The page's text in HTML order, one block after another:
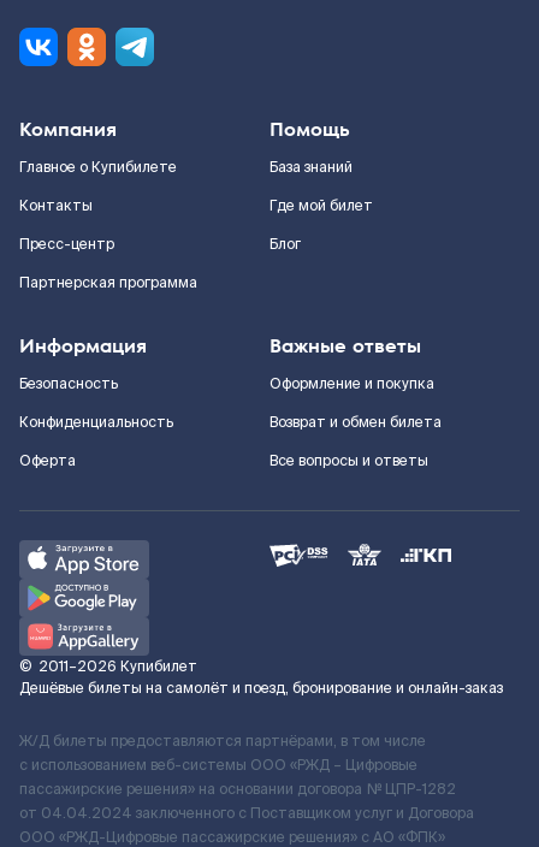
Компания
Главное о Купибилете
Контакты
Пресс-центр
Партнерская программа
Помощь
База знаний
Где мой билет
Блог
Информация
Безопасность
Конфиденциальность
Оферта
Важные ответы
Оформление и покупка
Возврат и обмен билета
Все вопросы и ответы
© 2011–2026 Купибилет
Дешёвые билеты на самолёт и поезд, бронирование и онлайн-заказ
Ж/Д билеты предоставляются партнёрами, в том числе
с использованием веб-системы ООО «РЖД – Цифровые
пассажирские решения» на основании договора № ЦПР-1282
от 04.04.2024 заключенного с Поставщиком услуг и Договора
ООО «РЖД-Цифровые пассажирские решения» c АО «ФПК»